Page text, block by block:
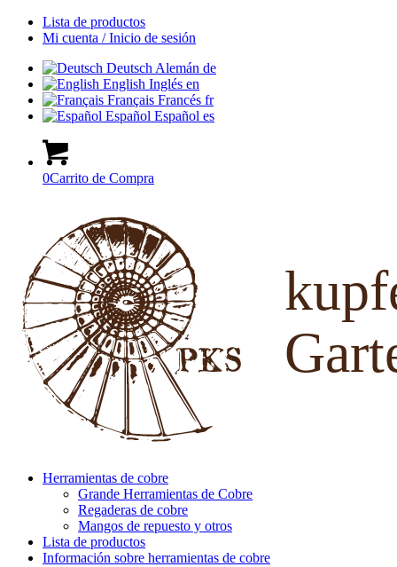
Lista de productos
Mi cuenta / Inicio de sesión
Deutsch Alemán de
English Inglés en
Français Francés fr
Español Español es
0Carrito de Compra
Herramientas de cobre
Grande Herramientas de Cobre
Regaderas de cobre
Mangos de repuesto y otros
Lista de productos
Información sobre herramientas de cobre